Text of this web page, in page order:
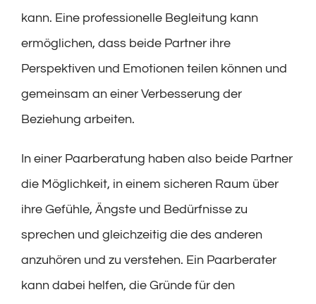
kann. Eine professionelle Begleitung kann
ermöglichen, dass beide Partner ihre
Perspektiven und Emotionen teilen können und
gemeinsam an einer Verbesserung der
Beziehung arbeiten.
In einer Paarberatung haben also beide Partner
die Möglichkeit, in einem sicheren Raum über
ihre Gefühle, Ängste und Bedürfnisse zu
sprechen und gleichzeitig die des anderen
anzuhören und zu verstehen. Ein Paarberater
kann dabei helfen, die Gründe für den